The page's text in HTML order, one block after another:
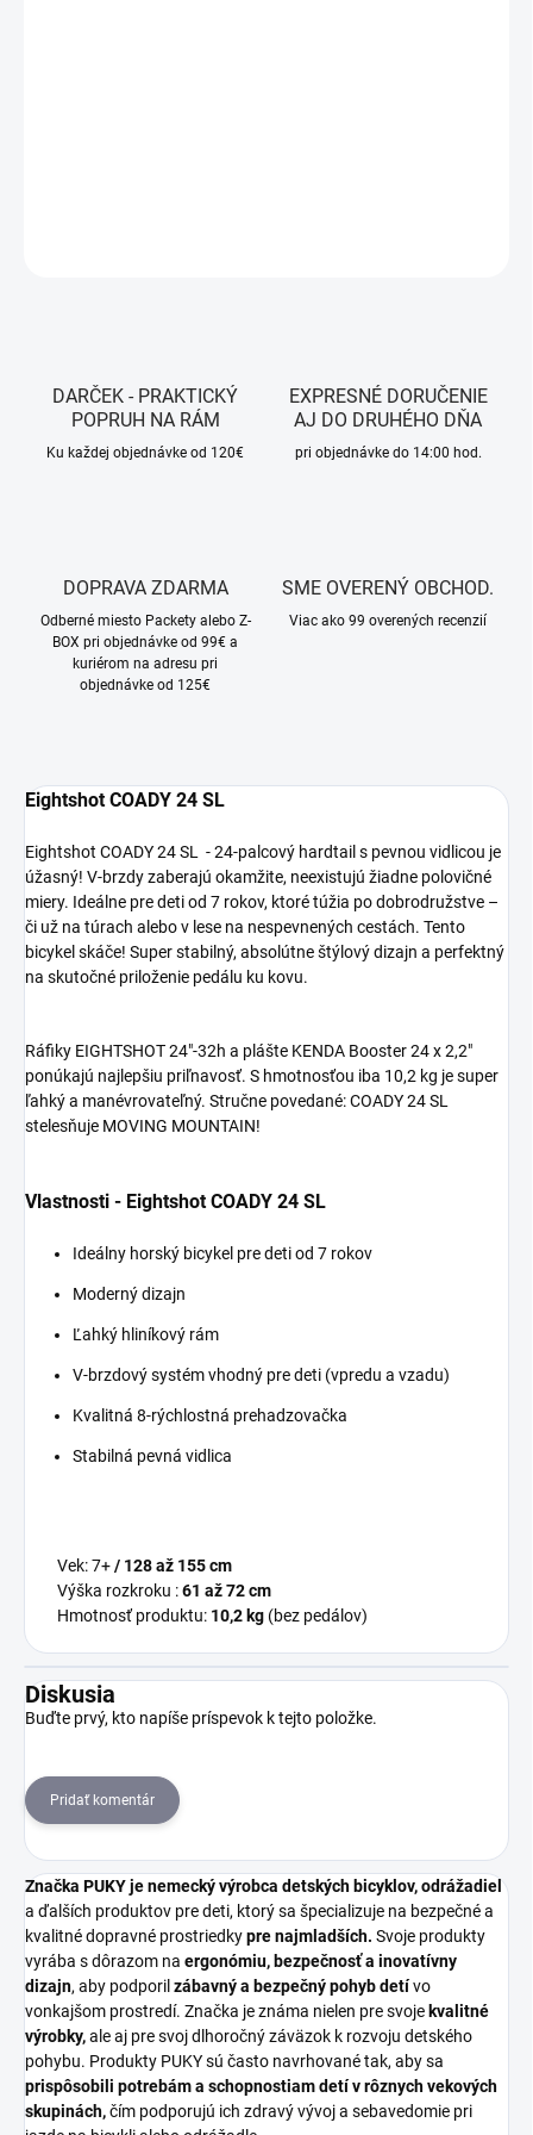
DARČEK - PRAKTICKÝ
POPRUH NA RÁM
Ku každej objednávke od 120€
EXPRESNÉ DORUČENIE
AJ DO DRUHÉHO DŇA
pri objednávke do 14:00 hod.
DOPRAVA ZDARMA
Odberné miesto Packety alebo Z-
BOX pri objednávke od 99€ a
kuriérom na adresu pri
objednávke od 125€
SME OVERENÝ OBCHOD.
Viac ako 99 overených recenzií
Eightshot COADY 24 SL
Eightshot COADY 24 SL - 24-palcový hardtail s pevnou vidlicou je
úžasný! V-brzdy zaberajú okamžite, neexistujú žiadne polovičné
miery. Ideálne pre deti od 7 rokov, ktoré túžia po dobrodružstve –
či už na túrach alebo v lese na nespevnených cestách. Tento
bicykel skáče! Super stabilný, absolútne štýlový dizajn a perfektný
na skutočné priloženie pedálu ku kovu.
Ráfiky EIGHTSHOT 24"-32h a plášte KENDA Booster 24 x 2,2"
ponúkajú najlepšiu priľnavosť. S hmotnosťou iba 10,2 kg je super
ľahký a manévrovateľný. Stručne povedané: COADY 24 SL
stelesňuje MOVING MOUNTAIN!
Vlastnosti - Eightshot COADY 24 SL
Ideálny horský bicykel pre deti od 7 rokov
Moderný dizajn
Ľahký hliníkový rám
V-brzdový systém vhodný pre deti (vpredu a vzadu)
Kvalitná 8-rýchlostná prehadzovačka
Stabilná pevná vidlica
Vek: 7+/ 128 až 155 cm
Výška rozkroku :61 až 72 cm
Hmotnosť produktu: 10,2 kg (bez pedálov)
Diskusia
Buďte prvý, kto napíše príspevok k tejto položke.
Pridať komentár
Značka PUKY je nemecký výrobca detských bicyklov, odrážadiel
a ďalších produktov pre deti, ktorý sa špecializuje na bezpečné a
kvalitné dopravné prostriedkypre najmladších. Svoje produkty
vyrába s dôrazom na ergonómiu, bezpečnosť a inovatívny
dizajn, aby podporil zábavný a bezpečný pohyb detívo
vonkajšom prostredí. Značka je známa nielen pre svoje kvalitné
výrobky,ale aj pre svoj dlhoročný záväzok k rozvoju detského
pohybu. Produkty PUKY sú často navrhované tak, aby sa
prispôsobili potrebám a schopnostiam detí v rôznych vekových
skupinách,čím podporujú ich zdravý vývoj a sebavedomie pri